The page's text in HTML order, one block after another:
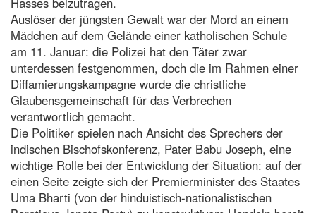
Auslöser der jüngsten Gewalt war der Mord an einem
Mädchen auf dem Gelände einer katholischen Schule
am 11. Januar: die Polizei hat den Täter zwar
unterdessen festgenommen, doch die im Rahmen einer
Diffamierungskampagne wurde die christliche
Glaubensgemeinschaft für das Verbrechen
verantwortlich gemacht.
Die Politiker spielen nach Ansicht des Sprechers der
indischen Bischofskonferenz, Pater Babu Joseph, eine
wichtige Rolle bei der Entwicklung der Situation: auf der
einen Seite zeigte sich der Premierminister des Staates
Uma Bharti (von der hinduistisch-nationalistischen